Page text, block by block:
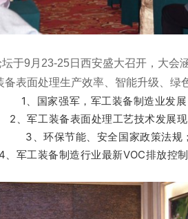
9月23-25日西安盛大召开，大会
表面处理生产效率、智能升级、绿
1、 国家强军，军工装备制造业发
2、军工装备表面处理工艺技术发展
3、环保节能、安全国家政策法规
4、军工装备制造行业最新VOC排放控